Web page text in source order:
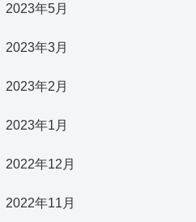
2023年5月
2023年3月
2023年2月
2023年1月
2022年12月
2022年11月